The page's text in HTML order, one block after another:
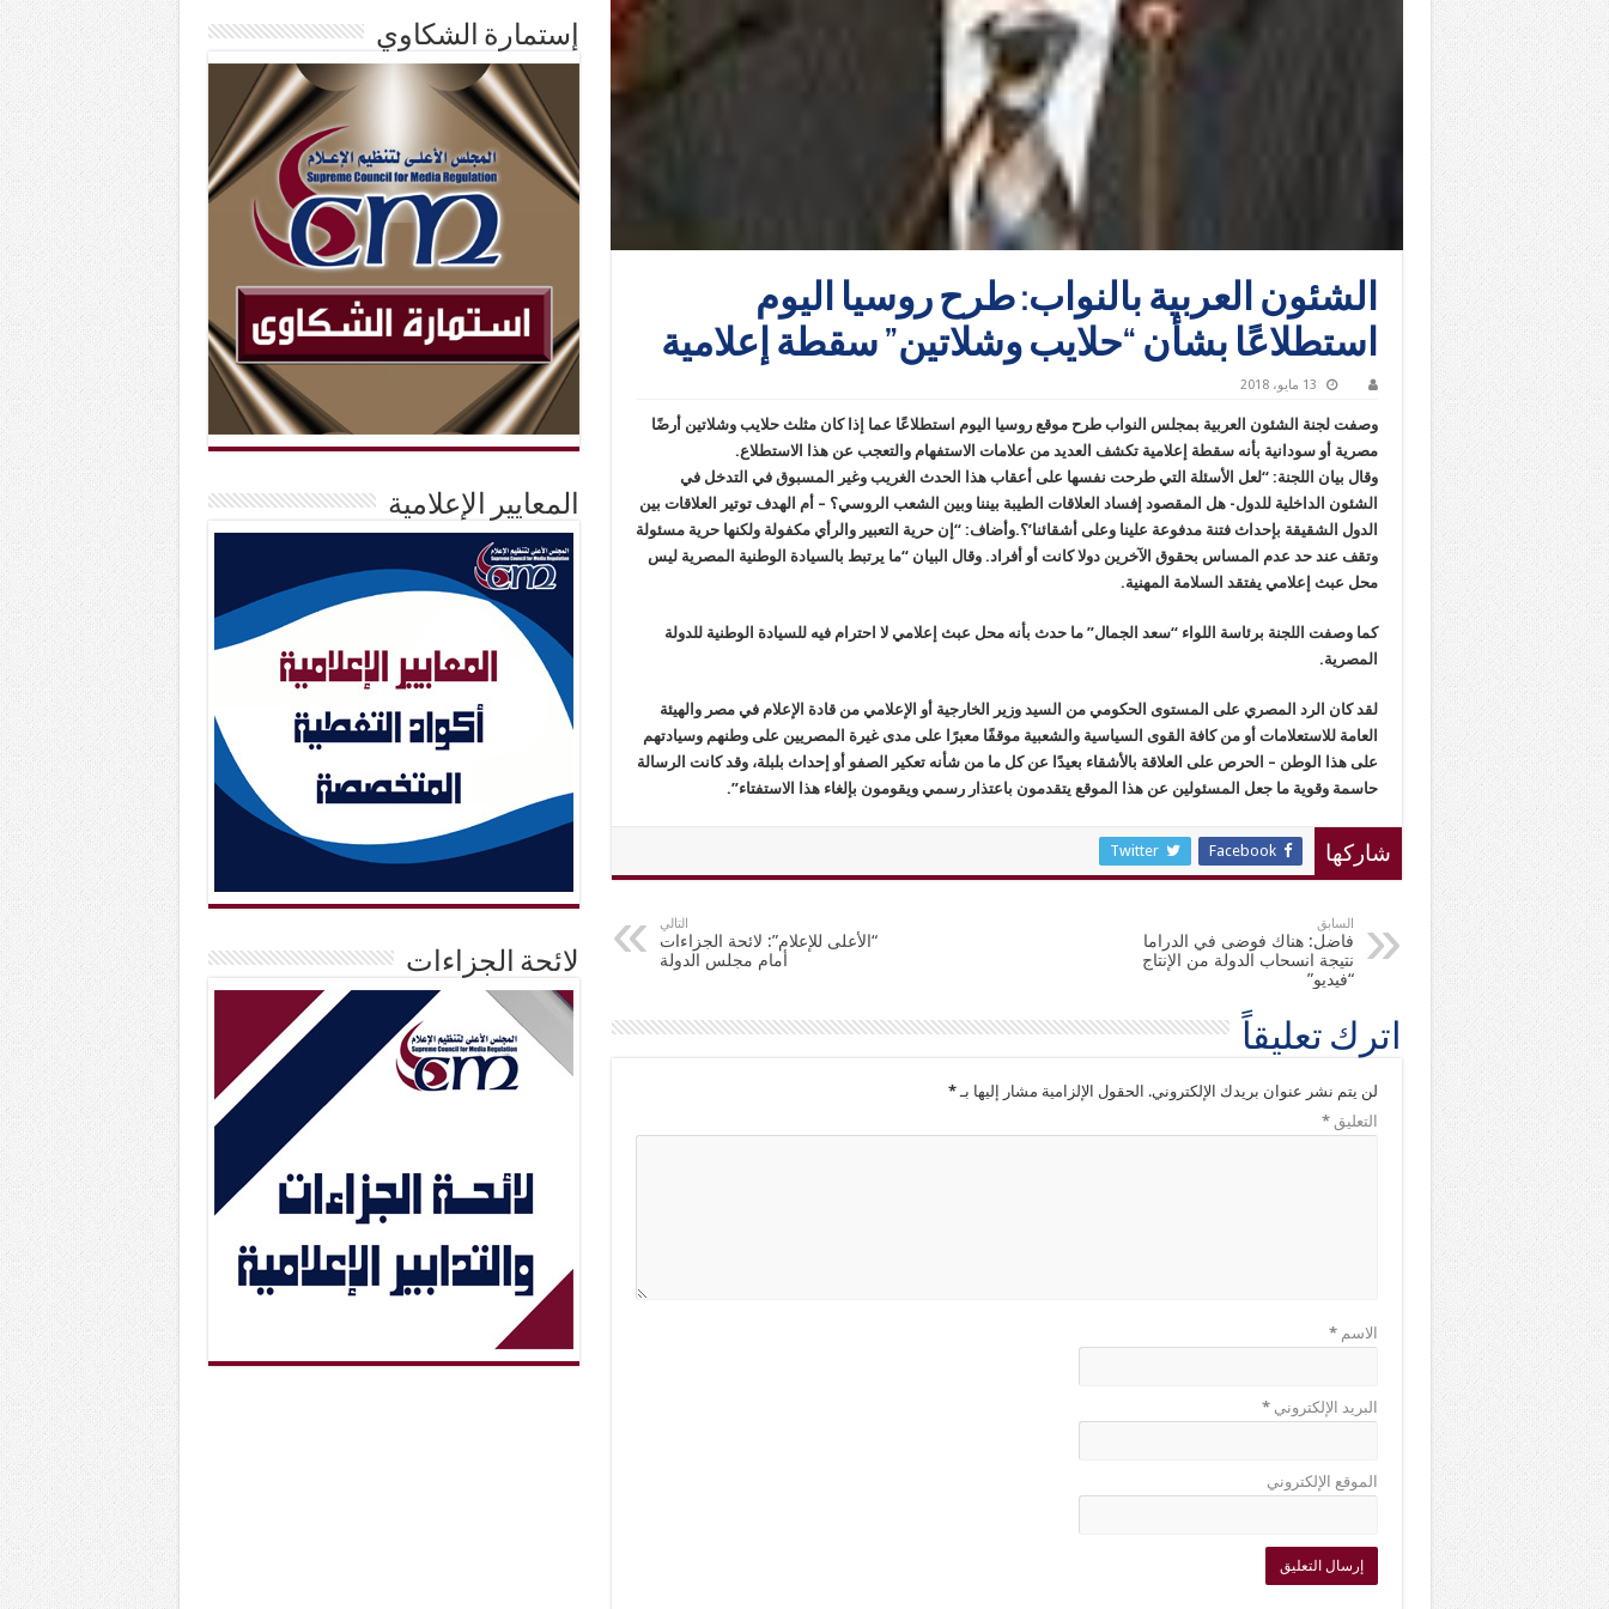
الشئون العربية بالنواب: طرح روسيا اليوم
استطلاعًا بشأن “حلايب وشلاتين” سقطة إعلامية
13 مايو، 2018
وصفت لجنة الشئون العربية بمجلس النواب طرح موقع روسيا اليوم استطلاعًا عما إذا كان مثلث حلايب وشلاتين أرضًا
مصرية أو سودانية بأنه سقطة إعلامية تكشف العديد من علامات الاستفهام والتعجب عن هذا الاستطلاع.
وقال بيان اللجنة: “لعل الأسئلة التي طرحت نفسها على أعقاب هذا الحدث الغريب وغير المسبوق في التدخل في
الشئون الداخلية للدول- هل المقصود إفساد العلاقات الطيبة بيننا وبين الشعب الروسي؟ – أم الهدف توتير العلاقات بين
الدول الشقيقة بإحداث فتنة مدفوعة علينا وعلى أشقائنا’؟.وأضاف: “إن حرية التعبير والرأي مكفولة ولكنها حرية مسئولة
وتقف عند حد عدم المساس بحقوق الآخرين دولا كانت أو أفراد. وقال البيان “ما يرتبط بالسيادة الوطنية المصرية ليس
محل عبث إعلامي يفتقد السلامة المهنية.
كما وصفت اللجنة برئاسة اللواء “سعد الجمال” ما حدث بأنه محل عبث إعلامي لا احترام فيه للسيادة الوطنية للدولة
المصرية.
لقد كان الرد المصري على المستوى الحكومي من السيد وزير الخارجية أو الإعلامي من قادة الإعلام في مصر والهيئة
العامة للاستعلامات أو من كافة القوى السياسية والشعبية موقفًا معبرًا على مدى غيرة المصريين على وطنهم وسيادتهم
على هذا الوطن – الحرص على العلاقة بالأشقاء بعيدًا عن كل ما من شأنه تعكير الصفو أو إحداث بلبلة، وقد كانت الرسالة
حاسمة وقوية ما جعل المسئولين عن هذا الموقع يتقدمون باعتذار رسمي ويقومون بإلغاء هذا الاستفتاء”.
شاركها Facebook
Twitter
السابق
فاضل: هناك فوضى في الدراما
نتيجة انسحاب الدولة من الإنتاج
“فيديو”
التالي
“الأعلى للإعلام”: لائحة الجزاءات
أمام مجلس الدولة
اترك تعليقاً
لن يتم نشر عنوان بريدك الإلكتروني. الحقول الإلزامية مشار إليها بـ*
التعليق*
الاسم*
البريد الإلكتروني*
الموقع الإلكتروني
إستمارة الشكاوي
المعايير الإعلامية
لائحة الجزاءات